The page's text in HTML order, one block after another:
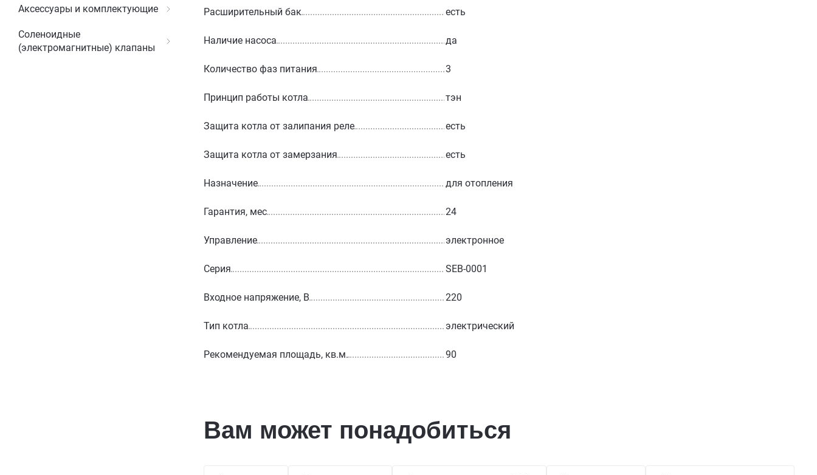
Аксессуары и комплектующие
Соленоидные
(электромагнитные) клапаны
Расширительный бак есть
Наличие насоса да
Количество фаз питания 3
Принцип работы котла тэн
Защита котла от залипания реле есть
Защита котла от замерзания есть
Назначение для отопления
Гарантия, мес 24
Управление электронное
Серия SEB-0001
Входное напряжение, В 220
Тип котла электрический
Рекомендуемая площадь, кв.м. 90
Вам может понадобиться